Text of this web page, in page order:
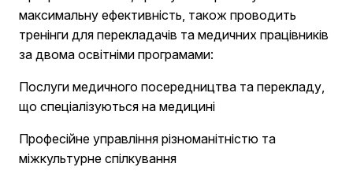
максимальну ефективність, також проводить
тренінги для перекладачів та медичних працівників
за двома освітніми програмами:
Послуги медичного посередництва та перекладу,
що спеціалізуються на медицині
Професійне управління різноманітністю та
міжкультурне спілкування